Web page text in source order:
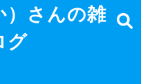
）さんの雑
グ